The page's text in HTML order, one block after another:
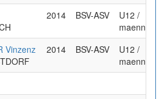
2014 BSV-ASV
U12 /
maennlich
Vinzenz
2014 BSV-ASV
U12 /
maennlich